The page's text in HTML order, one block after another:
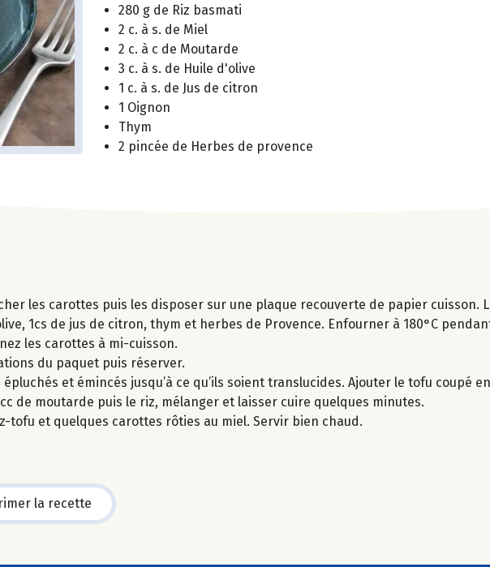
280 g de Riz basmati
2 c. à s. de Miel
2 c. à c de Moutarde
3 c. à s. de Huile d'olive
1 c. à s. de Jus de citron
1 Oignon
Thym
2 pincée de Herbes de provence
les carottes puis les disposer sur une plaque recouverte de papier cuisson.
1cs de jus de citron, thym et herbes de Provence. Enfourner à 180°C
les carottes à mi-cuisson.
du paquet puis réserver.
et émincés jusqu’à ce qu’ils soient translucides. Ajouter le tofu coupé
de moutarde puis le riz, mélanger et laisser cuire quelques minutes.
tofu et quelques carottes rôties au miel. Servir bien chaud.
la recette